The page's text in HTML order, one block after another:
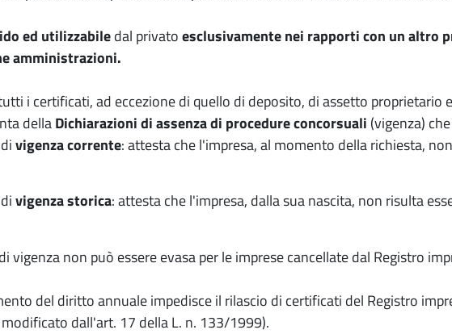
ed utilizzabiledal privatoesclusivamentenei rapporti con un altro
amministrazioni.
i certificati, ad eccezione di quello di deposito, di assetto proprietario
dellaDichiarazioni di assenza di procedure concorsuali (vigenza)
vigenza corrente: attesta che l'impresa, al momento della richiesta,
vigenza storica: attesta che l'impresa, dalla sua nascita, non risulta
vigenza non può essere evasa per le imprese cancellate dal Registro
del diritto annuale impedisce il rilascio di certificati del Registro
dall'art. 17 della L. n. 133/1999).